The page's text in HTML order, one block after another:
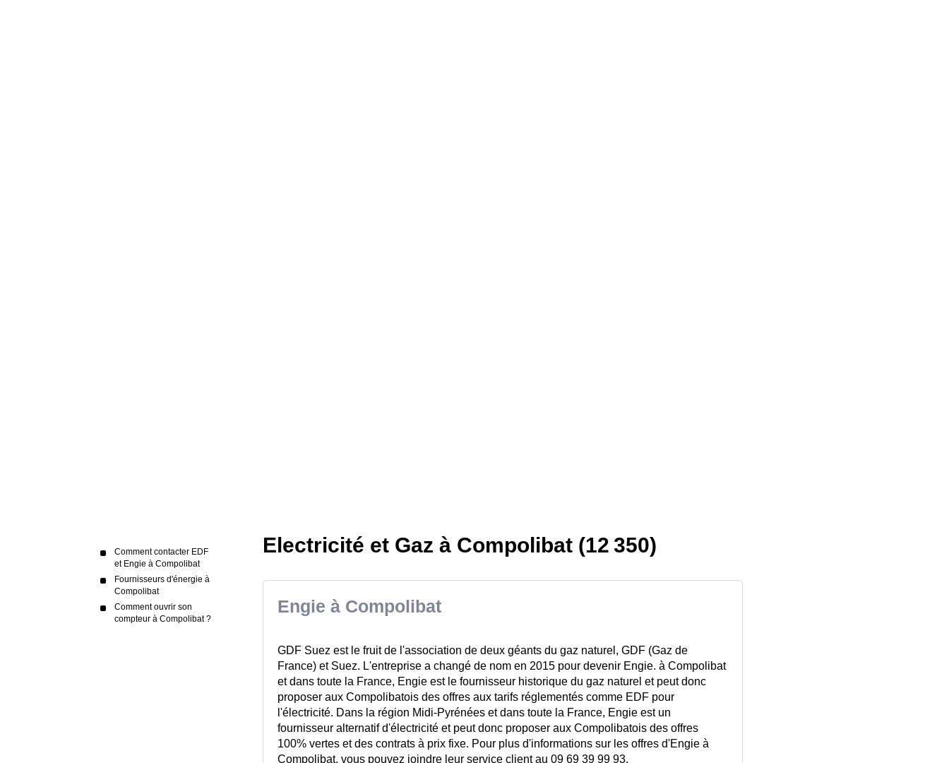
Comment contacter EDF
et Engie à Compolibat
Fournisseurs d'énergie à
Compolibat
Comment ouvrir son
compteur à Compolibat ?
Electricité et Gaz à Compolibat (12 350)
Engie à Compolibat
GDF Suez est le fruit de l'association de deux géants du gaz naturel, GDF (Gaz de
France) et Suez. L'entreprise a changé de nom en 2015 pour devenir Engie. à Compolibat
et dans toute la France, Engie est le fournisseur historique du gaz naturel et peut donc
proposer aux Compolibatois des offres aux tarifs réglementés comme EDF pour
l'électricité. Dans la région Midi-Pyrénées et dans toute la France, Engie est un
fournisseur alternatif d'électricité et peut donc proposer aux Compolibatois des offres
100% vertes et des contrats à prix fixe. Pour plus d'informations sur les offres d'Engie à
Compolibat, vous pouvez joindre leur service client au 09 69 39 99 93.